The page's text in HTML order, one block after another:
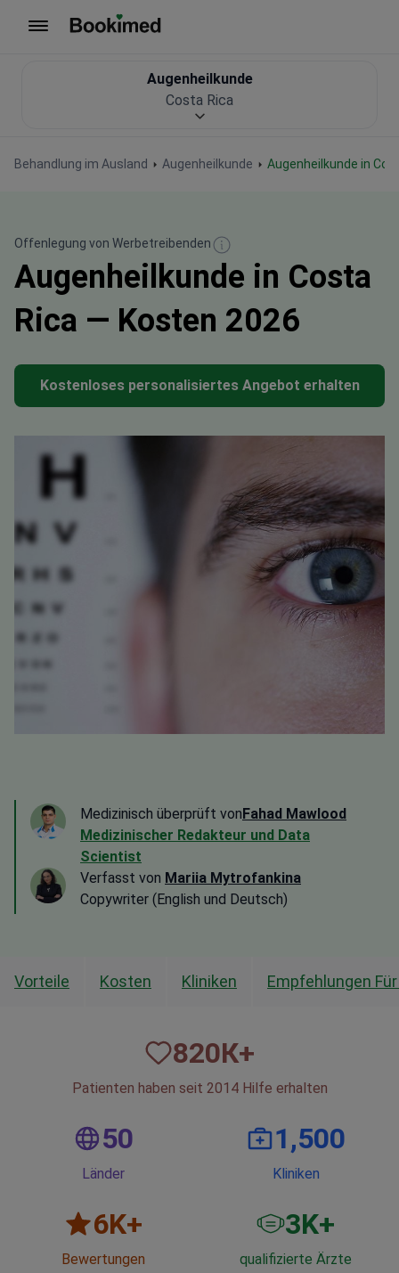
Behandlung im Ausland Augenheilkunde Augenheilkunde in
Augenheilkunde
Costa Rica
Offenlegung von Werbetreibenden
Augenheilkunde in Costa
Rica — Kosten 2026
Kostenloses personalisiertes Angebot erhalten
Medizinisch überprüft vonFahad Mawlood
Medizinischer Redakteur und Data
Scientist
Verfasst von Mariia Mytrofankina
Copywriter (English und Deutsch)
Vorteile Kosten Kliniken Empfehlungen
820К+
Patienten haben seit 2014 Hilfe erhalten
50
Länder
1,500
Kliniken
6K+
Bewertungen
3K+
qualifizierte Ärzte